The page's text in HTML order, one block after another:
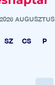
2026 AUGUSZTUS
SZ CS P